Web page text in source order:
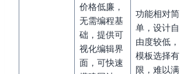
价格低廉，
无需编程基
础，提供可
视化编辑界
面，可快速
功能相对简
单，设计自
由度较低，
模板选择有
限，难以满